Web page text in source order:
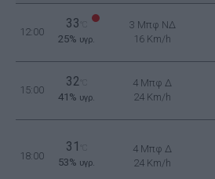
12:00
33
25% υγρ.
3 Μπφ ΝΔ
16 Km/h
15:00
32
41% υγρ.
4 Μπφ Δ
24 Km/h
18:00
31
53% υγρ.
4 Μπφ Δ
24 Km/h